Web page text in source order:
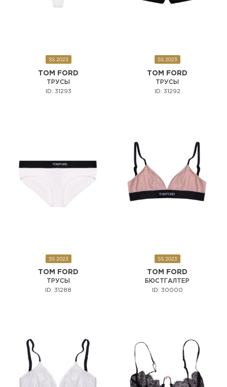
SS 2023
TOM FORD
ТРУСЫ
ID: 31293
SS 2023
TOM FORD
ТРУСЫ
ID: 31292
SS 2023
TOM FORD
ТРУСЫ
ID: 31288
SS 2023
TOM FORD
БЮСТГАЛТЕР
ID: 30000